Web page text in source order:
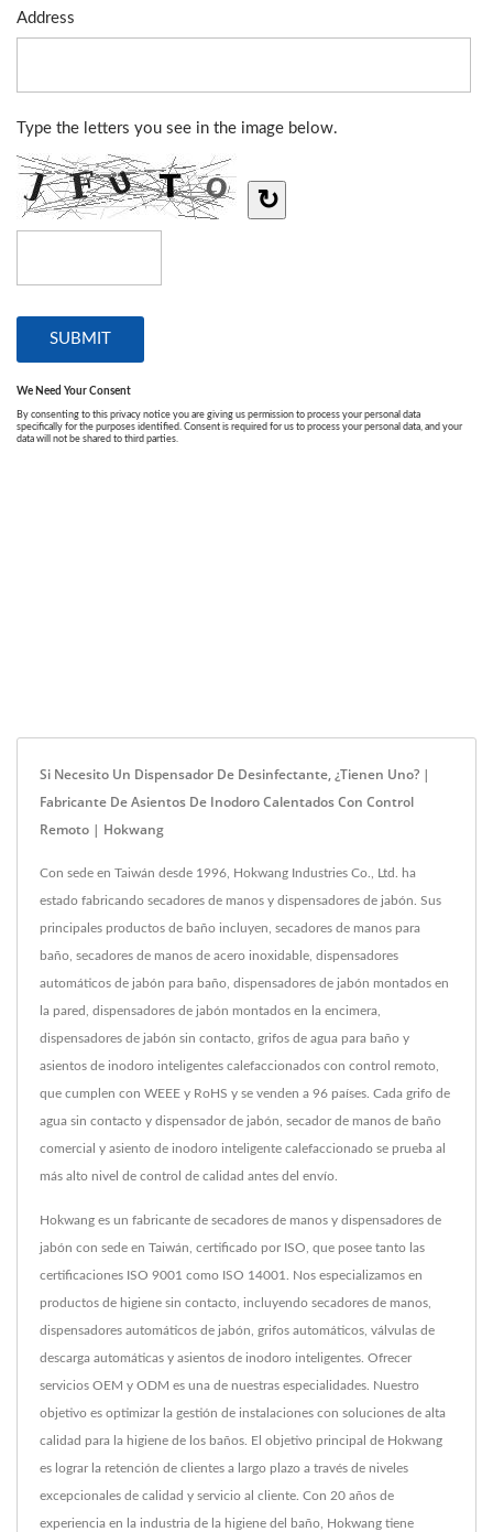
Si Necesito Un Dispensador De Desinfectante, ¿tienen Uno? |
Fabricante De Asientos De Inodoro Calentados Con Control
Remoto | Hokwang
Con sede en Taiwán desde 1996, Hokwang Industries Co., Ltd. ha
estado fabricando secadores de manos y dispensadores de jabón. Sus
principales productos de baño incluyen, secadores de manos para
baño, secadores de manos de acero inoxidable, dispensadores
automáticos de jabón para baño, dispensadores de jabón montados en
la pared, dispensadores de jabón montados en la encimera,
dispensadores de jabón sin contacto, grifos de agua para baño y
asientos de inodoro inteligentes calefaccionados con control remoto,
que cumplen con WEEE y RoHS y se venden a 96 países. Cada grifo de
agua sin contacto y dispensador de jabón, secador de manos de baño
comercial y asiento de inodoro inteligente calefaccionado se prueba al
más alto nivel de control de calidad antes del envío.
Hokwang es un fabricante de secadores de manos y dispensadores de
jabón con sede en Taiwán, certificado por ISO, que posee tanto las
certificaciones ISO 9001 como ISO 14001. Nos especializamos en
productos de higiene sin contacto, incluyendo secadores de manos,
dispensadores automáticos de jabón, grifos automáticos, válvulas de
descarga automáticas y asientos de inodoro inteligentes. Ofrecer
servicios OEM y ODM es una de nuestras especialidades. Nuestro
objetivo es optimizar la gestión de instalaciones con soluciones de alta
calidad para la higiene de los baños. El objetivo principal de Hokwang
es lograr la retención de clientes a largo plazo a través de niveles
excepcionales de calidad y servicio al cliente. Con 20 años de
experiencia en la industria de la higiene del baño, Hokwang tiene